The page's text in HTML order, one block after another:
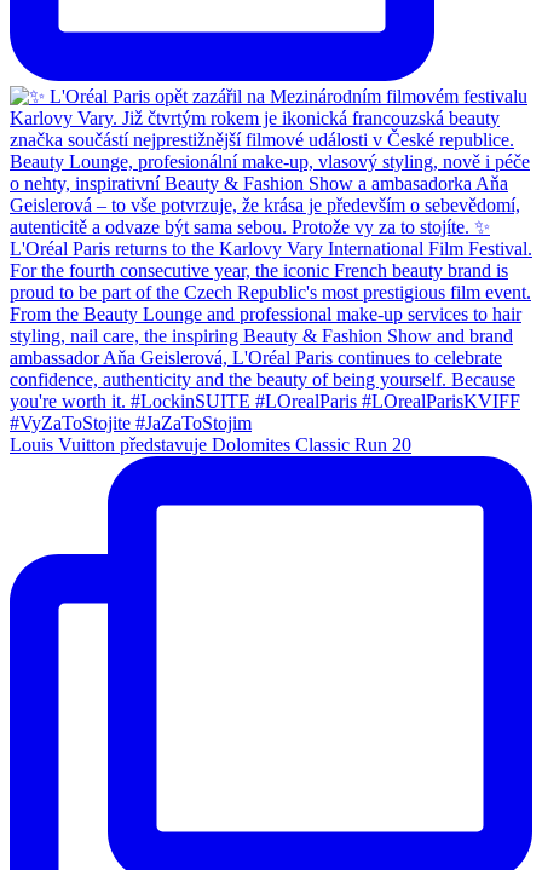
Louis Vuitton představuje Dolomites Classic Run 20